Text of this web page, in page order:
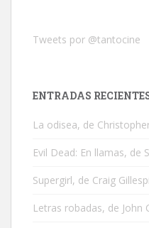
Tweets por @tantocine
ENTRADAS
La odisea, de
Evil Dead: En llamas, de
Supergirl, de Craig
Letras robadas, de John